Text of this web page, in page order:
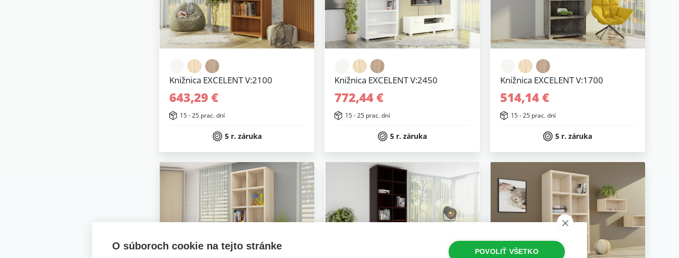
Knižnica EXCELENT V:2100
643,29 €
15 - 25 prac. dní
5 r. záruka
Knižnica EXCELENT V:2450
772,44 €
15 - 25 prac. dní
5 r. záruka
Knižnica EXCELENT V:1700
514,14 €
15 - 25 prac. dní
5 r. záruka
O súboroch cookie na tejto stránke
POVOLIŤ VŠETKO